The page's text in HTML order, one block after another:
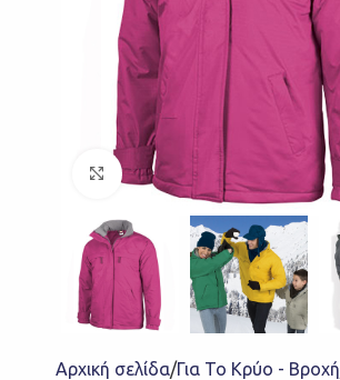
Click to enlarge
Αρχική σελίδα Για Το Κρύο - Βροχή